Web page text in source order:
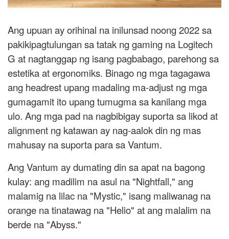
Ang upuan ay orihinal na inilunsad noong 2022 sa
pakikipagtulungan sa tatak ng gaming na Logitech
G at nagtanggap ng isang pagbabago, parehong sa
estetika at ergonomiks. Binago ng mga tagagawa
ang headrest upang madaling ma-adjust ng mga
gumagamit ito upang tumugma sa kanilang mga
ulo. Ang mga pad na nagbibigay suporta sa likod at
alignment ng katawan ay nag-aalok din ng mas
mahusay na suporta para sa Vantum.
Ang Vantum ay dumating din sa apat na bagong
kulay: ang madilim na asul na "Nightfall," ang
malamig na lilac na "Mystic," isang maliwanag na
orange na tinatawag na "Helio" at ang malalim na
berde na "Abyss."